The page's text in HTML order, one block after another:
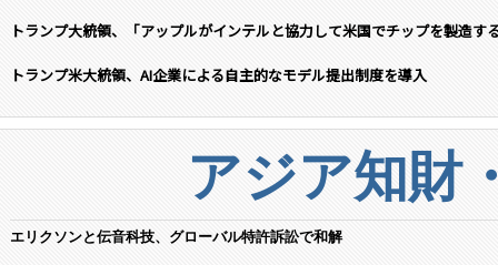
トランプ大統領、「アップルがインテルと協力して米国でチップを製造す
トランプ米大統領、AI企業による自主的なモデル提出制度を導入
アジア知財
エリクソンと伝音科技、グローバル特許訴訟で和解